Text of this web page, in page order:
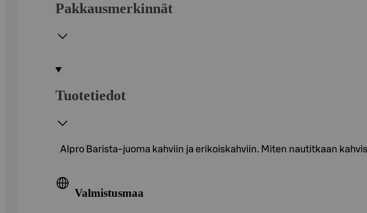
Pakkausmerkinnät
Tuotetiedot
Alpro Barista-juoma kahviin ja erikoiskahviin. Miten nautitkaan
Valmistusmaa